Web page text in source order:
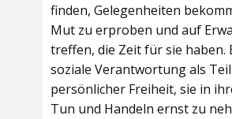
finden, Gelegenheiten
Mut zu erproben und auf
treffen, die Zeit für sie haben.
soziale Verantwortung als Teil
persönlicher Freiheit, sie in
Tun und Handeln ernst zu